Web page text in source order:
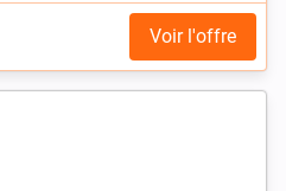
Voir l'offre